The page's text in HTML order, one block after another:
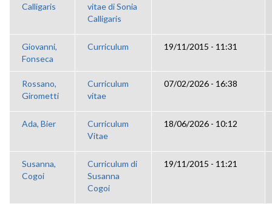
Calligaris
vitae di Sonia
Calligaris
Giovanni,
Fonseca
Curriculum 19/11/2015 - 11:31
Rossano,
Girometti
Curriculum
vitae
07/02/2026 - 16:38
Ada, Bier
Curriculum
Vitae
18/06/2026 - 10:12
Susanna,
Cogoi
Curriculum di
Susanna
Cogoi
19/11/2015 - 11:21